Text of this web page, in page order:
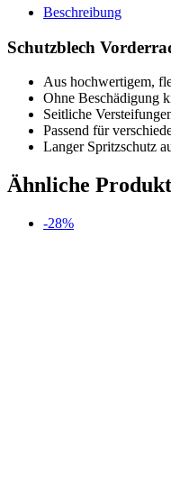
FRIDA
500
Menge
Beschreibung
Schutzblech
Aus hochwertigem,
Ohne Beschädigung
Seitliche
Passend für
Langer Spritzschutz
Ähnliche
-28%